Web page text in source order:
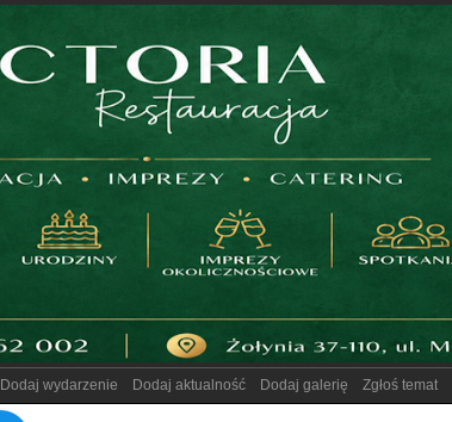
Dodaj wydarzenie Dodaj aktualność Dodaj galerię Zgłoś temat